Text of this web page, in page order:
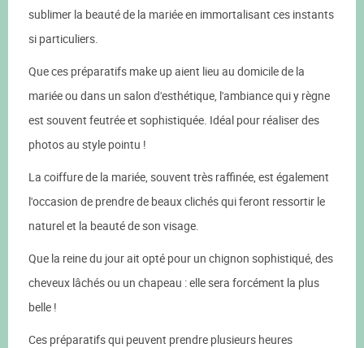
sublimer la beauté de la mariée en immortalisant ces instants
si particuliers.
Que ces préparatifs make up aient lieu au domicile de la
mariée ou dans un salon d'esthétique, l'ambiance qui y règne
est souvent feutrée et sophistiquée. Idéal pour réaliser des
photos au style pointu !
La coiffure de la mariée, souvent très raffinée, est également
l'occasion de prendre de beaux clichés qui feront ressortir le
naturel et la beauté de son visage.
Que la reine du jour ait opté pour un chignon sophistiqué, des
cheveux lâchés ou un chapeau : elle sera forcément la plus
belle !
Ces préparatifs qui peuvent prendre plusieurs heures